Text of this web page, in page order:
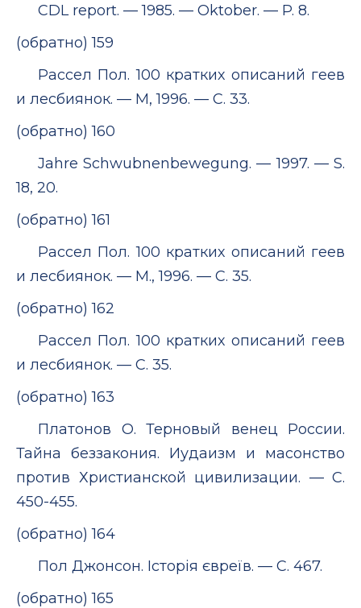
CDL report. — 1985. — Oktober. — P. 8.
(обратно) 159
Рассел Пол. 100 кратких описаний геев
и лесбиянок. — М, 1996. — С. 33.
(обратно) 160
Jahre Schwubnenbewegung. — 1997. — S.
18, 20.
(обратно) 161
Рассел Пол. 100 кратких описаний геев
и лесбиянок. — М., 1996. — С. 35.
(обратно) 162
Рассел Пол. 100 кратких описаний геев
и лесбиянок. — С. 35.
(обратно) 163
Платонов О. Терновый венец России.
Тайна беззакония. Иудаизм и масонство
против Христианской цивилизации. — С.
450-455.
(обратно) 164
Пол Джонсон. Історія євреїв. — С. 467.
(обратно) 165